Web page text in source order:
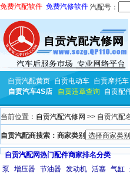
免费汽配软件 免费汽修软件 汽配号：
自贡汽配黄页 自贡电动车 自贡摩托车
自贡汽车4S店
自贡违章查询 自贡配
当前位置： 自贡汽配汽修网 >> 自贡汽配
自贡汽配商搜索：商家类别
自贡汽配网热门配件商家排名分类
泵
增压器 节油器 发动机 活塞 气缸